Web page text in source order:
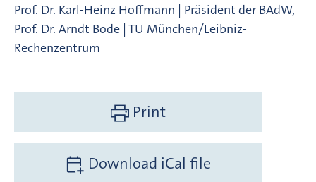
Prof. Dr. Karl-Heinz Hoffmann | Präsident der BAdW,
Prof. Dr. Arndt Bode | TU München/Leibniz-
Rechenzentrum
Print
Download iCal file